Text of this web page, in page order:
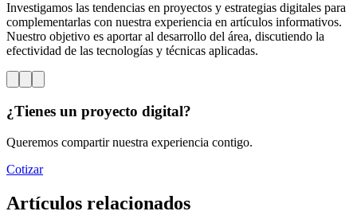
Investigamos las tendencias en proyectos y estrategias digitales para
complementarlas con nuestra experiencia en artículos informativos.
Nuestro objetivo es aportar al desarrollo del área, discutiendo la
efectividad de las tecnologías y técnicas aplicadas.
¿Tienes un proyecto digital?
Queremos compartir nuestra experiencia contigo.
Cotizar
Artículos relacionados